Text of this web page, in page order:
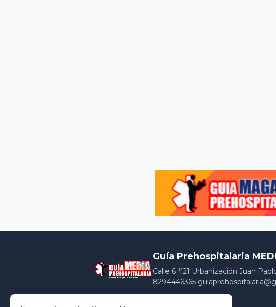
Guía Prehospitalaria
Calle 6 #21 Urbanización Juan
8294446365